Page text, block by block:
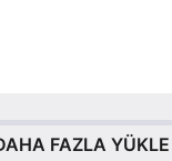
FAZLA YÜKLE